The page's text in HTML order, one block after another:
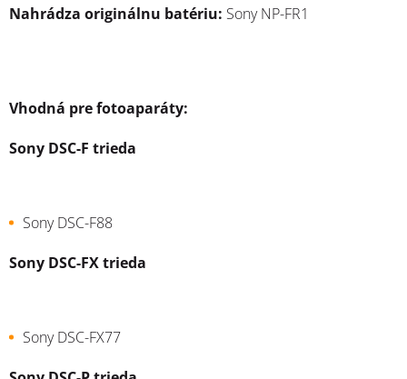
Nahrádza originálnu batériu: Sony NP-FR1
Vhodná pre fotoaparáty:
Sony DSC-F trieda
Sony DSC-F88
Sony DSC-FX trieda
Sony DSC-FX77